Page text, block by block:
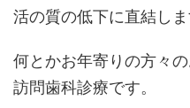
活の質の低下に直結し
何とかお年寄りの方々
訪問歯科診療です。